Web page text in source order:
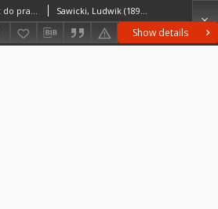
Show details
Notatki : projekty opisu tablic do pracy "Stanowiska paleolitu dolnego na Wawelu w Krakowie" Sawicki, Ludwik (1893–1972)